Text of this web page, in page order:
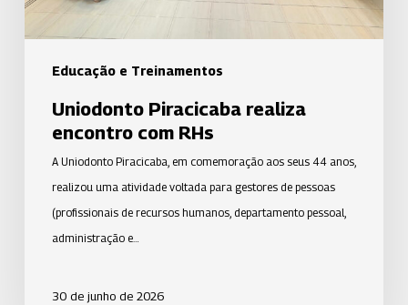
Educação e Treinamentos
Uniodonto Piracicaba realiza
encontro com RHs
A Uniodonto Piracicaba, em comemoração aos seus 44 anos,
realizou uma atividade voltada para gestores de pessoas
(profissionais de recursos humanos, departamento pessoal,
administração e…
30 de junho de 2026